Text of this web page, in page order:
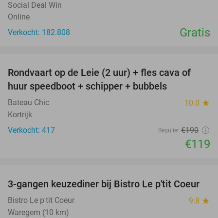
Social Deal Win
Online
Verkocht: 182.808
Gratis
37%
Rondvaart op de Leie (2 uur) + fles cava of
huur speedboot + schipper + bubbels
Bateau Chic 10.0 star
Kortrijk
Verkocht: 417
Regulier €190
€119
44%
3-gangen keuzediner bij Bistro Le p'tit Coeur
Bistro Le p'tit Coeur 9.8 star
Waregem (10 km)